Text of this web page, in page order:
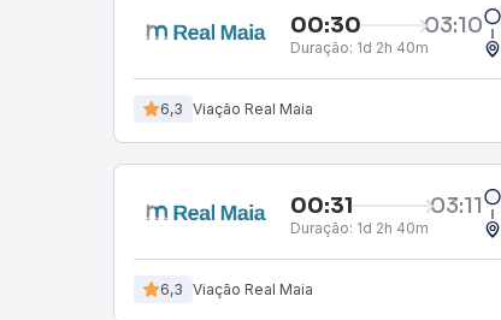
00:30 03:10
Duração: 1d 2h 40m
6,3 Viação Real Maia
00:31 03:11
Duração: 1d 2h 40m
6,3 Viação Real Maia